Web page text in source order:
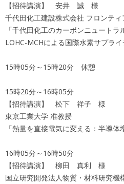
【招待講演】 安井 誠 様
千代田化工建設株式会社 フロンテ
「千代田化工のカーボンニュート
LOHC-MCHによる国際水素サプライ
15時05分～15時20分 休憩
15時20分～16時05分
【招待講演】 松下 祥子 様
東京工業大学 准教授
「熱量を直接電気に変える：半導体
16時05分～16時50分
【招待講演】 柳田 真利 様
国立研究開発法人物質・材料研究機